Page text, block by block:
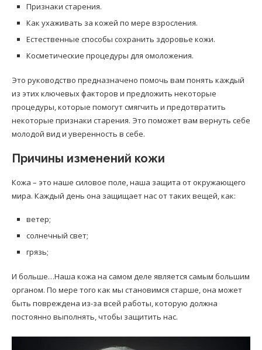
Признаки старения.
Как ухаживать за кожей по мере взросления.
Естественные способы сохранить здоровье кожи.
Косметические процедуры для омоложения.
Это руководство предназначено помочь вам понять каждый
из этих ключевых факторов и предложить некоторые
процедуры, которые помогут смягчить и предотвратить
некоторые признаки старения. Это поможет вам вернуть себе
молодой вид и уверенность в себе.
Причины изменений кожи
Кожа – это наше силовое поле, наша защита от окружающего
мира. Каждый день она защищает нас от таких вещей, как:
ветер;
солнечный свет;
грязь;
И больше…Наша кожа на самом деле является самым большим
органом. По мере того как мы становимся старше, она может
быть повреждена из-за всей работы, которую должна
постоянно выполнять, чтобы защитить нас.